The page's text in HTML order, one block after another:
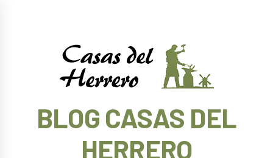
BLOG CASAS DEL
HERRERO